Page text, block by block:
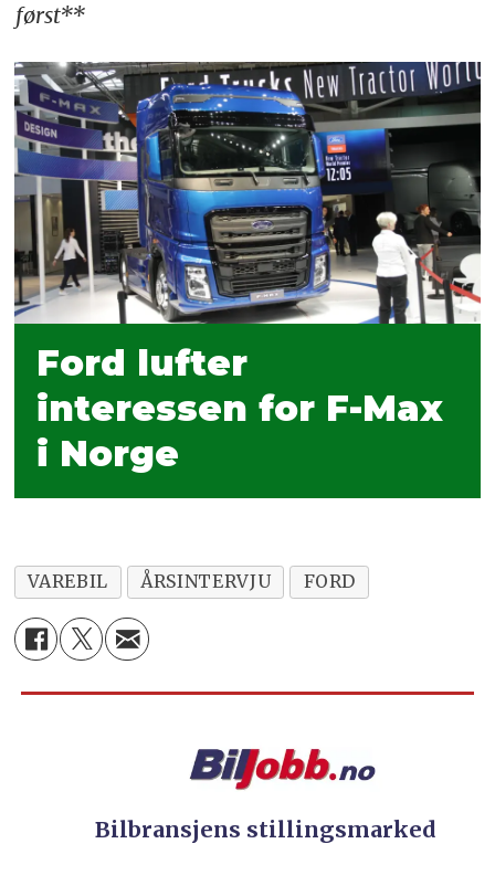
først**
Ford lufter
interessen for F-Max
i Norge
VAREBIL ÅRSINTERVJU FORD
Bilbransjens stillingsmarked